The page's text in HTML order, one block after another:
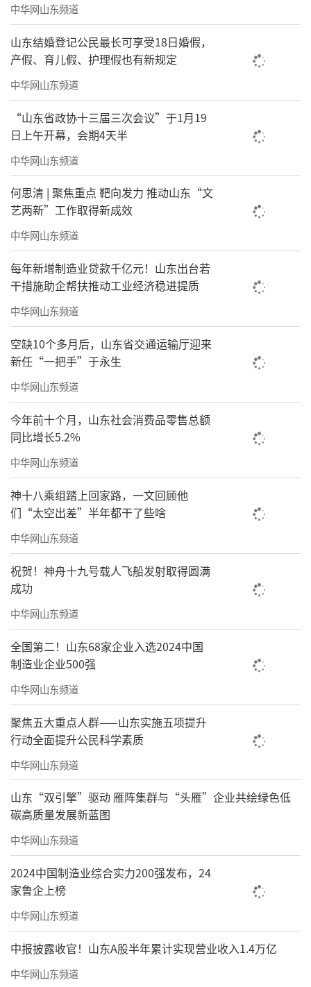
中华网山东频道
山东结婚登记公民最长可享受18日婚假，
产假、育儿假、护理假也有新规定
中华网山东频道
“山东省政协十三届三次会议”于1月19
日上午开幕，会期4天半
中华网山东频道
何思清 | 聚焦重点 靶向发力 推动山东“文
艺两新”工作取得新成效
中华网山东频道
每年新增制造业贷款千亿元！山东出台若
干措施助企帮扶推动工业经济稳进提质
中华网山东频道
空缺10个多月后，山东省交通运输厅迎来
新任“一把手”于永生
中华网山东频道
今年前十个月，山东社会消费品零售总额
同比增长5.2%
中华网山东频道
神十八乘组踏上回家路，一文回顾他
们“太空出差”半年都干了些啥
中华网山东频道
祝贺！神舟十九号载人飞船发射取得圆满
成功
中华网山东频道
全国第二！山东68家企业入选2024中国
制造业企业500强
中华网山东频道
聚焦五大重点人群——山东实施五项提升
行动全面提升公民科学素质
中华网山东频道
山东“双引擎”驱动 雁阵集群与“头雁”企业共绘绿色低
碳高质量发展新蓝图
中华网山东频道
2024中国制造业综合实力200强发布，24
家鲁企上榜
中华网山东频道
中报披露收官！山东A股半年累计实现营业收入1.4万亿
中华网山东频道